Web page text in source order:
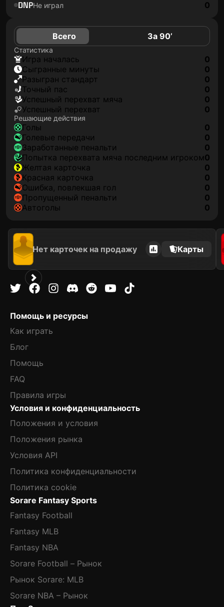
DNPНе играл 0
Всего За 90’
Статистика
игра началась
0
сыгранные минуты
0
разыгран стандарт
0
точный пас
0
успешный перехват мяча
0
успешный перехват
0
Решающие действия
голы
0
голевые передачи
0
заработанные пенальти
0
попытка перехвата мяча последним игроком0
желтая карточка
0
красная карточка
0
ошибка, повлекшая гол
0
пропущенный пенальти
0
автоголы
0
Нет карточек на продажу Карты
Помощь и ресурсы
Как играть
Блог
Помощь
FAQ
Правила игры
Условия и конфиденциальность
Положения и условия
Положения рынка
Условия API
Политика конфиденциальности
Политика cookie
Sorare Fantasy Sports
Fantasy Football
Fantasy MLB
Fantasy NBA
Sorare Football – Рынок
Рынок Sorare: MLB
Sorare NBA – Рынок